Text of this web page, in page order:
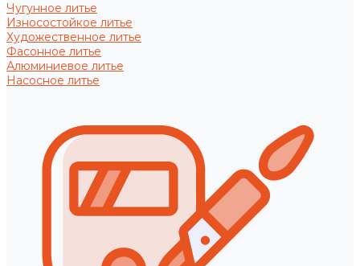
Чугунное литье
Износостойкое литье
Художественное литье
Фасонное литье
Алюминиевое литье
Насосное литье